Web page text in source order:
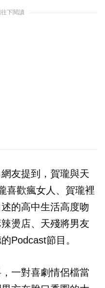
往下閱讀
友提到，賀瓏與天
喜歡瘋女人、賀瓏裡
的高中生活高度吻
燙店、天殘將男友
Podcast節目。
一對喜劇情侶檔當